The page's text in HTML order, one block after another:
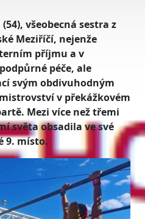
všeobecná sestra z
Meziříčí, nejenže
příjmu a v
péče, ale
svým obdivuhodným
v překážkovém
Mezi více než třemi
světa obsadila ve své
9. místo.